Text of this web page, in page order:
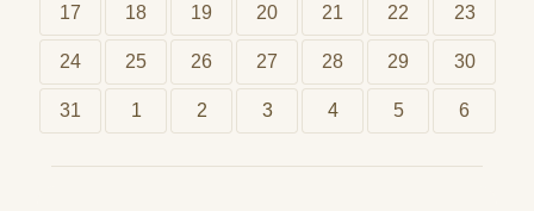
17 18 19 20 21 22 23
24 25 26 27 28 29 30
31 1 2 3 4 5 6